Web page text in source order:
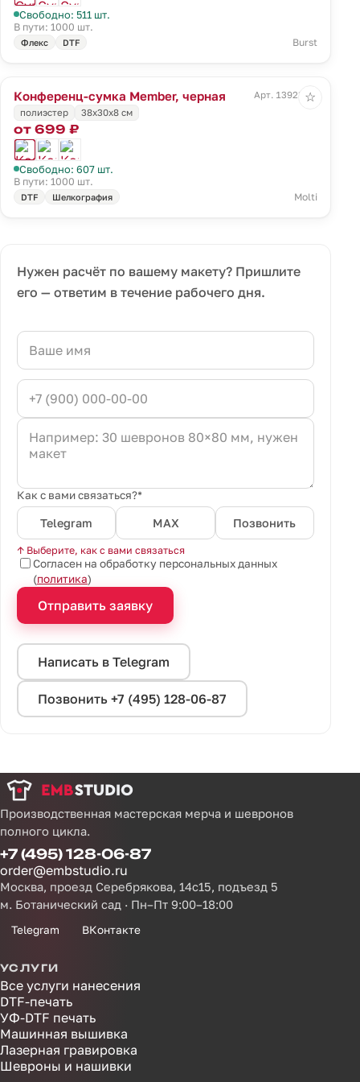
Свободно: 511 шт.
В пути: 1000 шт.
Флекс DTF Burst
Конференц-сумка Member, черная
Арт. 13923.30
полиэстер
38х30х8 см
от 699 ₽
Свободно: 607 шт.
В пути: 1000 шт.
DTF Шелкография Molti
☆
Нужен расчёт по вашему макету? Пришлите
его — ответим в течение рабочего дня.
Как с вами связаться?*
Telegram MAX Позвонить
↑ Выберите, как с вами связаться
Согласен на обработку персональных данных
(политика)
Отправить заявку
Написать в Telegram
Позвонить +7 (495) 128-06-87
Производственная мастерская мерча и шевронов
полного цикла.
+7 (495) 128-06-87
order@embstudio.ru
Москва, проезд Серебрякова, 14с15, подъезд 5
м. Ботанический сад · Пн–Пт 9:00–18:00
Telegram ВКонтакте
УСЛУГИ
Все услуги нанесения
DTF-печать
УФ-DTF печать
Машинная вышивка
Лазерная гравировка
Шевроны и нашивки